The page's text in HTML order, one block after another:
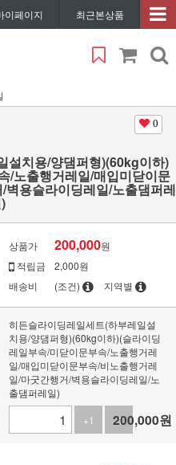
이페이지 최근본상품
0
설치용/양댐퍼형)(60kg이하)
/노출행거레일/매입미닫이문
용슬라이딩레일/노출댐퍼레
상품가 200,000원
적립금
2,000원
배송비
(조건) 지역별
히든슬라이딩레일세트(하부레일설
치용/양댐퍼형)(60kg이하)(슬라이딩
레일부속/미닫이문부속/노출행거레
일/매입미닫이문부속/비노출행거레
일/마굿간행거/벽용슬라이딩레일/노
출댐퍼레일)
+1
-1
200,000원